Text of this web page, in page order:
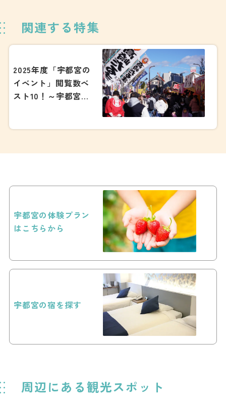
関連する特集
2025年度「宇都宮の
イベント」閲覧数ベ
スト10！～宇都宮観
宇都宮の体験プラン
はこちらから
宇都宮の宿を探す
周辺にある観光スポット